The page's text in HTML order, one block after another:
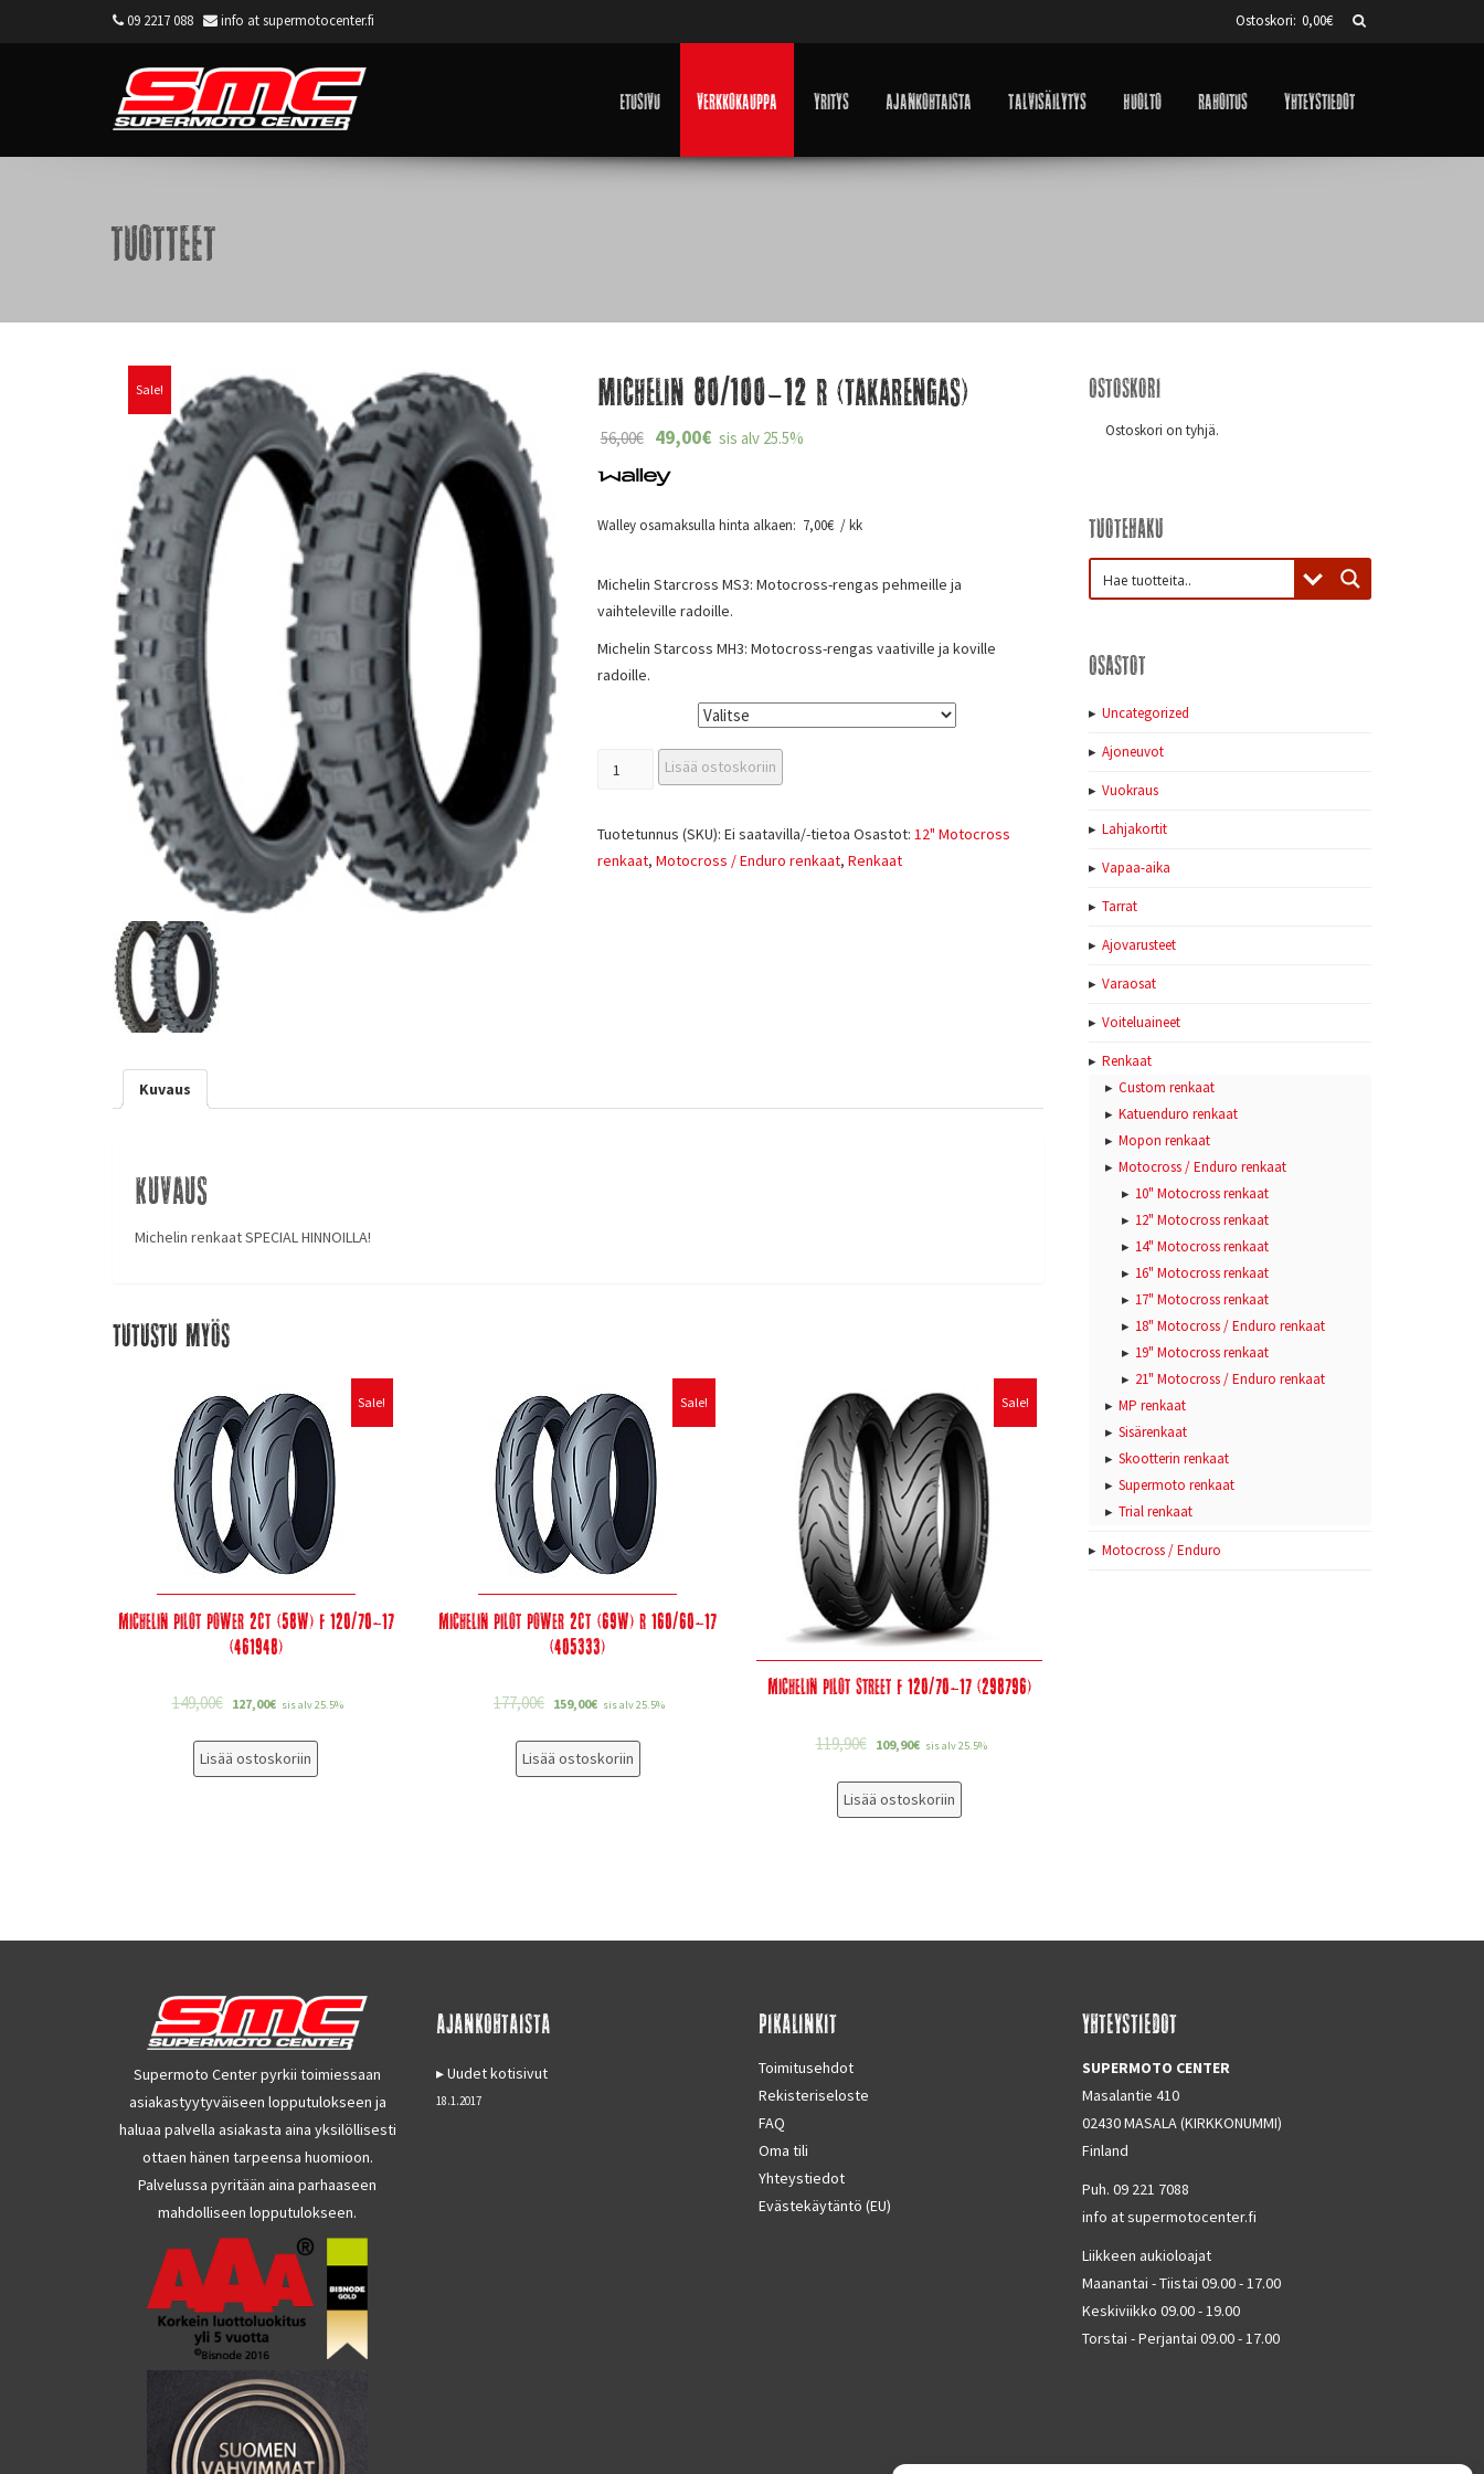
09 2217 088 info at supermotocenter.fi Ostoskori: 0,00€
Etusivu Verkkokauppa Yritys Ajankohtaista Talvisäilytys Huolto Rahoitus Yhteystiedot
Tuotteet
Sale! Michelin 80/100-12 R (takarengas)
56,00€ 49,00€ sis alv 25.5%
Walley osamaksulla hinta alkaen: 7,00€ / kk
Michelin Starcross MS3: Motocross-rengas pehmeille ja
vaihteleville radoille.
Michelin Starcoss MH3: Motocross-rengas vaativille ja koville
radoille.
Lisää ostoskoriin
Tuotetunnus (SKU): Ei saatavilla/-tietoa Osastot: 12" Motocross
renkaat, Motocross / Enduro renkaat, Renkaat
Kuvaus
Kuvaus
Michelin renkaat SPECIAL HINNOILLA!
Tutustu myös
Sale!
Michelin Pilot Power 2CT (58W) F 120/70-17
(461948)
149,00€ 127,00€ sis alv 25.5%
Lisää ostoskoriin
Sale!
Michelin Pilot Power 2CT (69W) R 160/60-17
(405333)
177,00€ 159,00€ sis alv 25.5%
Lisää ostoskoriin
Sale!
Michelin Pilot Street F 120/70-17 (298796)
119,90€ 109,90€ sis alv 25.5%
Lisää ostoskoriin
Ostoskori
Ostoskori on tyhjä.
Tuotehaku
Osastot
Uncategorized
Ajoneuvot
Vuokraus
Lahjakortit
Vapaa-aika
Tarrat
Ajovarusteet
Varaosat
Voiteluaineet
Renkaat
Custom renkaat
Katuenduro renkaat
Mopon renkaat
Motocross / Enduro renkaat
10" Motocross renkaat
12" Motocross renkaat
14" Motocross renkaat
16" Motocross renkaat
17" Motocross renkaat
18" Motocross / Enduro renkaat
19" Motocross renkaat
21" Motocross / Enduro renkaat
MP renkaat
Sisärenkaat
Skootterin renkaat
Supermoto renkaat
Trial renkaat
Motocross / Enduro
Supermoto Center pyrkii toimiessaan
asiakastyytyväiseen lopputulokseen ja
haluaa palvella asiakasta aina yksilöllisesti
ottaen hänen tarpeensa huomioon.
Palvelussa pyritään aina parhaaseen
mahdolliseen lopputulokseen.
AJANKOHTAISTA
Uudet kotisivut
18.1.2017
PIKALINKIT
Toimitusehdot
Rekisteriseloste
FAQ
Oma tili
Yhteystiedot
Evästekäytäntö (EU)
YHTEYSTIEDOT
SUPERMOTO CENTER
Masalantie 410
02430 MASALA (KIRKKONUMMI)
Finland
Puh. 09 221 7088
info at supermotocenter.fi
Liikkeen aukioloajat
Maanantai - Tiistai 09.00 - 17.00
Keskiviikko 09.00 - 19.00
Torstai - Perjantai 09.00 - 17.00